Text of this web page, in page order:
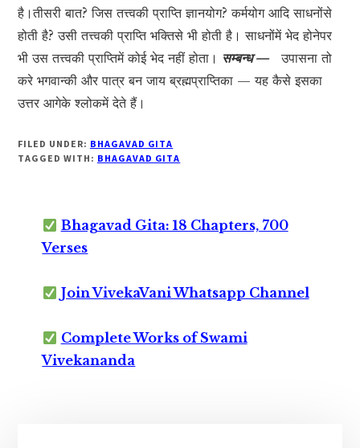
है।तीसरी बात? जिस तत्त्वकी प्राप्ति ज्ञानयोग? कर्मयोग आदि साधनोंसे
होती है? उसी तत्त्वकी प्राप्ति भक्तिसे भी होती है। साधनोंमें भेद होनेपर
भी उस तत्त्वकी प्राप्तिमें कोई भेद नहीं होता। सम्बन्ध —
उपासना तो
करे भगवान्की और पात्र बन जाय ब्रह्मप्राप्तिका — यह कैसे इसका
उत्तर आगेके श्लोकमें देते हैं।
FILED UNDER: BHAGAVAD GITA
TAGGED WITH: BHAGAVAD GITA
Bhagavad Gita: 18 Chapters, 700
Verses
Join VivekaVani Whatsapp Channel
Complete Works of Swami
Vivekananda